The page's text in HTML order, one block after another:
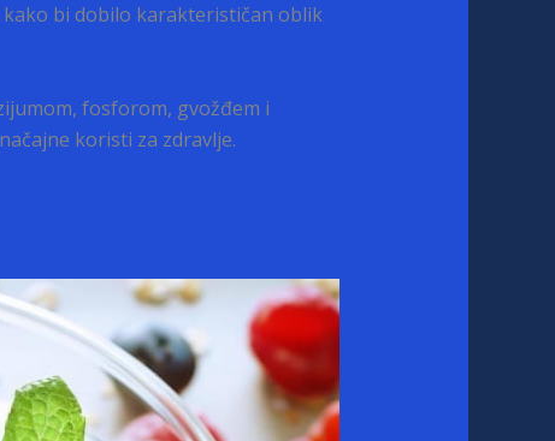
kako bi dobilo karakterističan oblik
fosforom, gvožđem i
koristi za zdravlje.